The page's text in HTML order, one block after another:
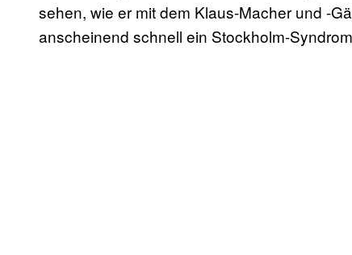
sehen, wie er mit dem Klaus-Macher und -
anscheinend schnell ein Stockholm-